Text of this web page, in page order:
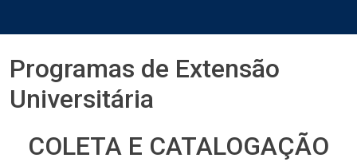
Programas de Extensão
Universitária
COLETA E CATALOGAÇÃO